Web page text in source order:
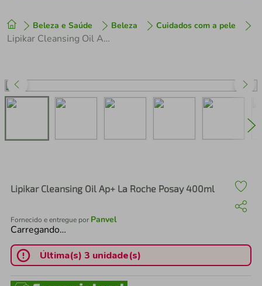
Beleza e Saúde Beleza Cuidados com a pele
Lipikar Cleansing Oil Ap+ La Roche Posay 400ml
Lipikar Cleansing Oil Ap+ La Roche Posay 400ml
Fornecido e entregue por Panvel
Carregando…
Última(s) 3 unidade(s)
1º tenis
perfume